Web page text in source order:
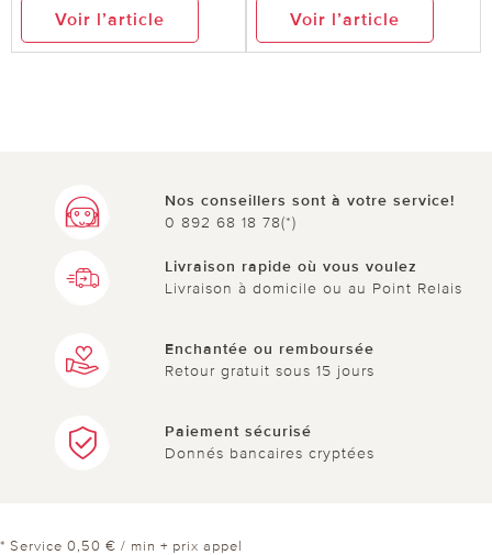
Voir l’article Voir l’article
Nos conseillers sont à votre service!
0 892 68 18 78(*)
Livraison rapide où vous voulez
Livraison à domicile ou au Point Relais
Enchantée ou remboursée
Retour gratuit sous 15 jours
Paiement sécurisé
Donnés bancaires cryptées
* Service 0,50 € / min + prix appel